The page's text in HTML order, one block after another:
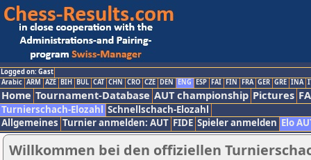
Logged on: Gast
Arabic ARM AZE BIH BUL CAT CHN CRO CZE DEN ENG ESP FAI FIN FRA GER GRE INA
Home Tournament-Database AUT championship Pictures
Turnierschach-Elozahl Schnellschach-Elozahl
Allgemeines Turnier anmelden: AUT FIDE Spieler anmelden Elo
Willkommen bei den offiziellen